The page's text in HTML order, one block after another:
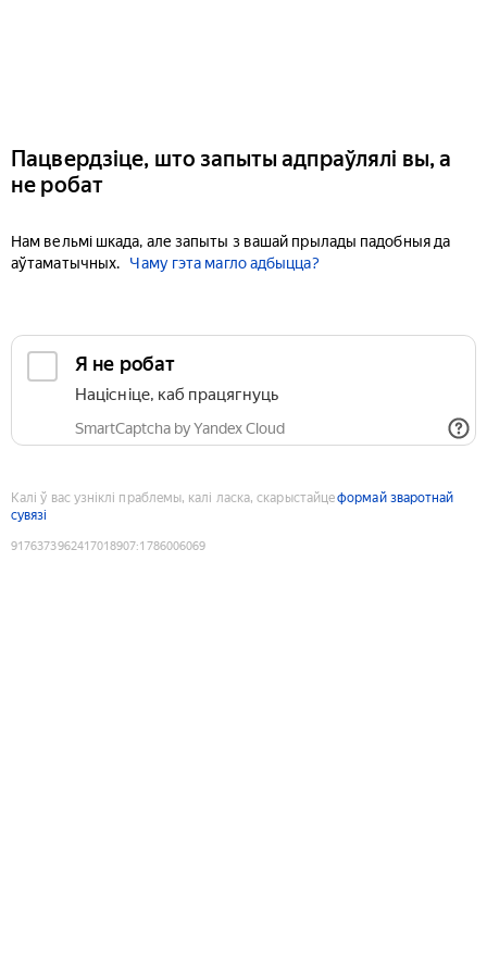
Пацвердзіце, што запыты адпраўлялі вы, а
не робат
Нам вельмі шкада, але запыты з вашай прылады падобныя да
аўтаматычных.
Чаму гэта магло адбыцца?
Я не робат
Націсніце, каб працягнуць
SmartCaptcha by Yandex Cloud
Калі ў вас узніклі праблемы, калі ласка, скарыстайцеформай зваротнай
сувязі
9176373962417018907:1786006069